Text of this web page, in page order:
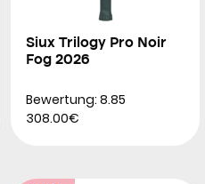
Siux Trilogy Pro Noir
Fog 2026
Bewertung: 8.85
308.00€